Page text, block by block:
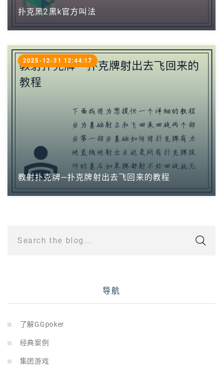
扑克黑2黑k官方叫法
教射扑克牌—扑克牌射出去飞回来的教程
2025-12-31 12:44:17
Search the blog...
导航
了解GGpoker
经典案例
集团游戏